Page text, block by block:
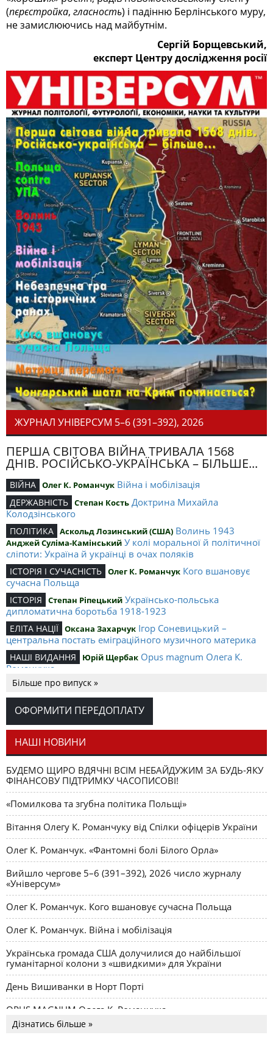
(пєрєстройка, гласность) і падінню Берлінського муру,
не замислюючись над майбутнім.
Сергій Борщевський,
експерт Центру дослідження росії
ЖУРНАЛ УНІВЕРСУМ 5–6 (391–392), 2026
ПЕРША СВІТОВА ВІЙНА ТРИВАЛА 1568
ДНІВ. РОСІЙСЬКО-УКРАЇНСЬКА – БІЛЬШЕ...
ВІЙНА Олег К. Романчук Війна і мобілізація
ДЕРЖАВНІСТЬ Степан Кость Доктрина Михайла
Колодзінського
ПОЛІТИКА Аскольд Лозинський (США) Волинь 1943
Анджей Суліма-Камінський У колі моральної й політичної
сліпоти: Україна й українці в очах поляків
ІСТОРІЯ І СУЧАСНІСТЬ Олег К. Романчук Кого вшановує
сучасна Польща
ІСТОРІЯ Степан Ріпецький Українсько-польська
дипломатична боротьба 1918-1923
ЕЛІТА НАЦІЇ Оксана Захарчук Ігор Соневицький –
центральна постать еміграційного музичного материка
НАШІ ВИДАННЯ Юрій Щербак Opus magnum Олега К.
Романчука
РЕЦЕНЗІЇ Петро Іванишин
Романчука
СЛОВО РЕДАКЦІЙНЕ Олег К. Романчук
як уособлення української політстратегії й тактики
Більше про випуск »
ОФОРМИТИ ПЕРЕДОПЛАТУ
НАШІ НОВИНИ
БУДЕМО ЩИРО ВДЯЧНІ ВСІМ НЕБАЙДУЖИМ ЗА БУДЬ-ЯКУ
ФІНАНСОВУ ПІДТРИМКУ ЧАСОПИСОВІ!
«Помилкова та згубна політика Польщі»
Вітання Олегу К. Романчуку від Спілки офіцерів України
Олег К. Романчук. «Фантомні болі Білого Орла»
Вийшло чергове 5–6 (391–392), 2026 число журналу
«Універсум»
Олег К. Романчук. Кого вшановує сучасна Польща
Олег К. Романчук. Війна і мобілізація
Українська громада США долучилися до найбільшої
гуманітарної колони з «швидкими» для України
День Вишиванки в Норт Порті
OPUS MAGNUM Олега К. Романчука
Дізнатись більше »